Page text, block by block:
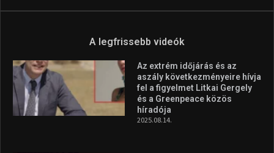
A legfrissebb videók
Az extrém időjárás és az
aszály következményeire hívja
fel a figyelmet Litkai Gergely
és a Greenpeace közös
híradója
2025.08.14.